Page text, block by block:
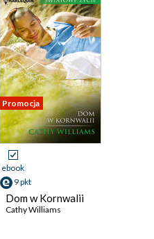
Promocja
ebook
9 pkt
Dom w Kornwalii
Cathy Williams